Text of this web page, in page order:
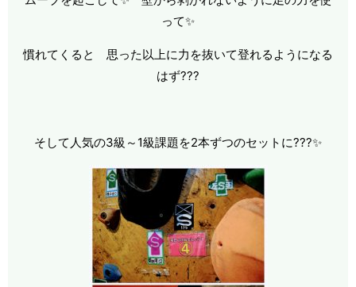
って✨
慣れてくると 思った以上に力を抜いて登れるようになる
はず???
そして人気の3級～1級課題を2本ずつのセットに???✨